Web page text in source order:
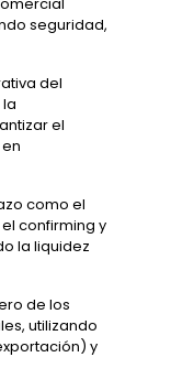
seguridad,
del
el
como el
confirming y
la liquidez
de los
utilizando
y